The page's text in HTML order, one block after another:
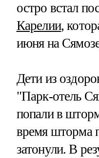
остро встал
Карелии,
июня на
Дети из
"Парк-отель
попали в
время шторма
затонули. В